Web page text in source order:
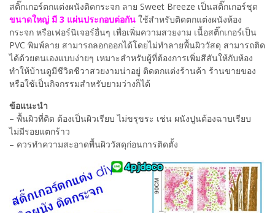
สติ๊กเกอร์ตกแต่งผนังติดกระจก ลาย Sweet Breeze เป็นสติ๊กเกอร์ชุด
ขนาดใหญ่ มี 3 แผ่นประกอบต่อกัน ใช้สำหรับติดตกแต่งผนังห้อง
กระจก หรือเฟอร์นิเจอร์อื่นๆ เพื่อเพิ่มความสวยงาม เนื้อสติ๊กเกอร์เป็น
PVC พิมพ์ลาย สามารถลอกออกได้โดยไม่ทำลายพื้นผิววัสดุ สามารถติด
ได้ด้วยตนเองแบบง่ายๆ เหมาะสำหรับผู้ที่ต้องการเพิ่มสีสันให้กับห้อง
ทำให้บ้านดูมีชีวิตชีวาสวยงามน่าอยู่ ติดตกแต่งร้านค้า ร้านขายของ
หรือใช้เป็นกิจกรรมสำหรับยามว่างก็ได้
ข้อแนะนำ
– พื้นผิวที่ติด ต้องเป็นผิวเรียบ ไม่ขรุขระ เช่น ผนังปูนต้องฉาบเรียบ
ไม่มีรอยแตกร้าว
– ควรทำความสะอาดพื้นผิววัสดุก่อนการติดตั้ง